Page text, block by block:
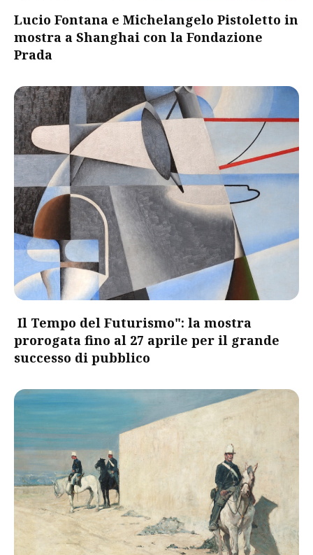
Lucio Fontana e Michelangelo Pistoletto in
mostra a Shanghai con la Fondazione
Prada
Il Tempo del Futurismo": la mostra
prorogata fino al 27 aprile per il grande
successo di pubblico